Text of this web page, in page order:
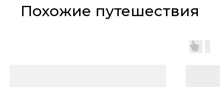
Похожие путешествия